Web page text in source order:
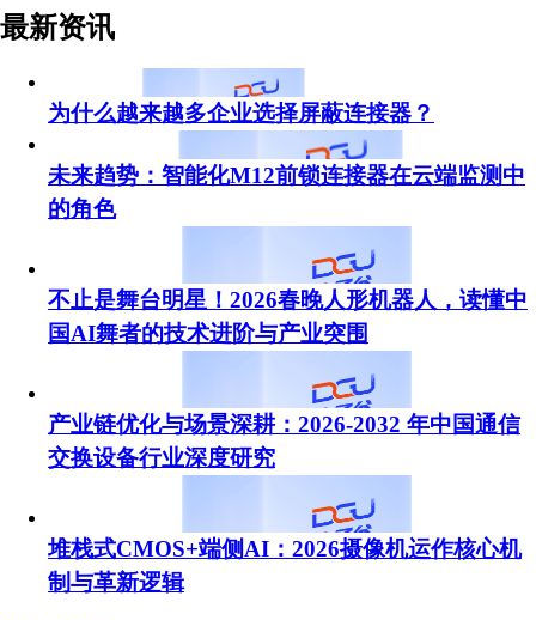
最新资讯
为什么越来越多企业选择屏蔽连接器？
未来趋势：智能化M12前锁连接器在云端监测中
的角色
不止是舞台明星！2026春晚人形机器人，读懂中
国AI舞者的技术进阶与产业突围
产业链优化与场景深耕：2026-2032 年中国通信
交换设备行业深度研究
堆栈式CMOS+端侧AI：2026摄像机运作核心机
制与革新逻辑